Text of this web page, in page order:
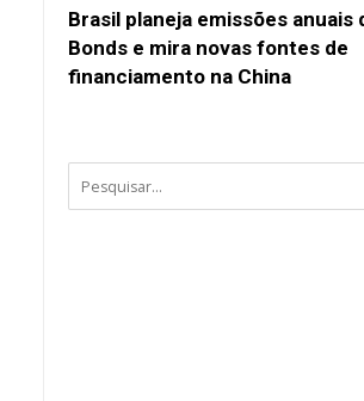
Brasil planeja emissões anuais
Bonds e mira novas fontes de
financiamento na China